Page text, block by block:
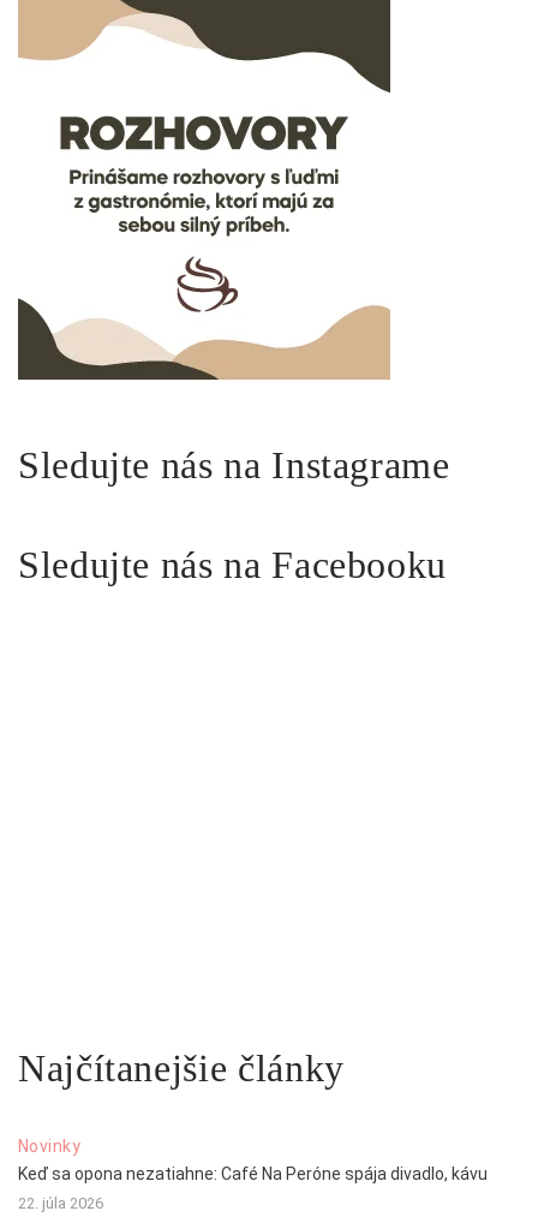
Sledujte nás na Instagrame
Sledujte nás na Facebooku
Najčítanejšie články
Novinky
Keď sa opona nezatiahne: Café Na Peróne spája divadlo, kávu
22. júla 2026